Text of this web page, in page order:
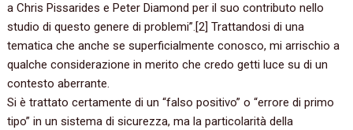
a Chris Pissarides e Peter Diamond per il suo contributo nello
studio di questo genere di problemi‭”‬.‭[‬2‭] ‬Trattandosi di una
tematica che anche se superficialmente conosco,‭ ‬mi arrischio a
qualche considerazione in merito che credo getti luce su di un
contesto aberrante.
Si è trattato certamente di un‭ “‬falso positivo‭” ‬o‭ “‬errore di primo
tipo‭” ‬in un sistema di sicurezza,‭ ‬ma la particolarità della